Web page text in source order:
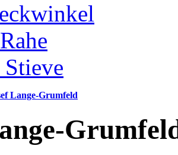
Lange-Grumfeld